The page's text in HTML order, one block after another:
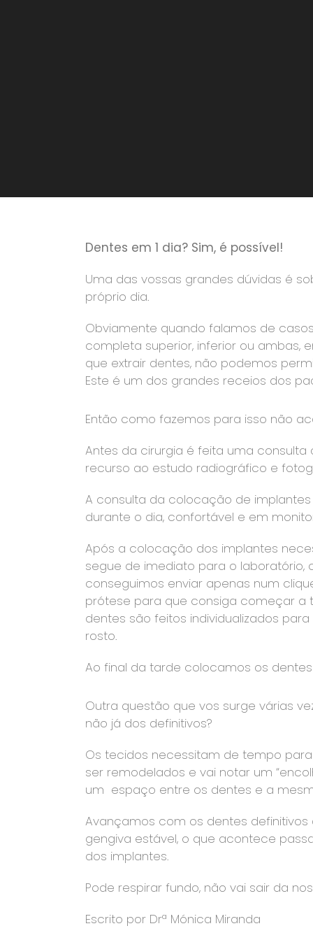
Dentes em 1 dia? Sim, é possível!
Uma das vossas grandes dúvidas é
próprio dia.
Obviamente quando falamos de
completa superior, inferior ou ambas,
que extrair dentes, não podemos
Este é um dos grandes receios dos
Então como fazemos para isso não
Antes da cirurgia é feita uma
recurso ao estudo radiográfico e
A consulta da colocação de
durante o dia, confortável e em
Após a colocação dos implantes
segue de imediato para o
conseguimos enviar apenas num
prótese para que consiga começar a
dentes são feitos individualizados
rosto.
Ao final da tarde colocamos os
Outra questão que vos surge várias
não já dos definitivos?
Os tecidos necessitam de tempo
ser remodelados e vai notar um
um espaço entre os dentes e a
Avançamos com os dentes
gengiva estável, o que acontece
dos implantes.
Pode respirar fundo, não vai sair da
Escrito por Drª Mónica Miranda